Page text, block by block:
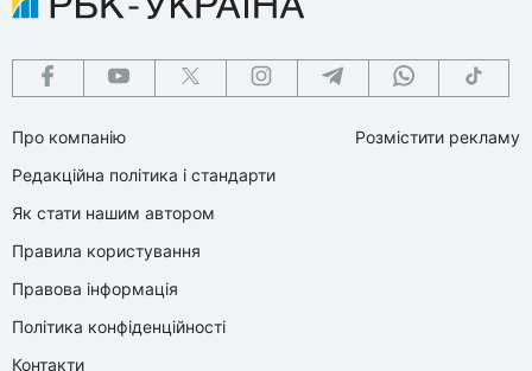
Про компанію
Редакційна політика і стандарти
Як стати нашим автором
Правила користування
Правова інформація
Політика конфіденційності
Контакти
Розмістити рекламу